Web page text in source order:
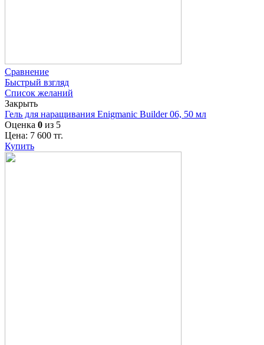
Сравнение
Быстрый взгляд
Список желаний
Закрыть
Гель для наращивания Enigmanic Builder 06, 50 мл
Оценка 0 из 5
Цена: 7 600 тг.
Купить